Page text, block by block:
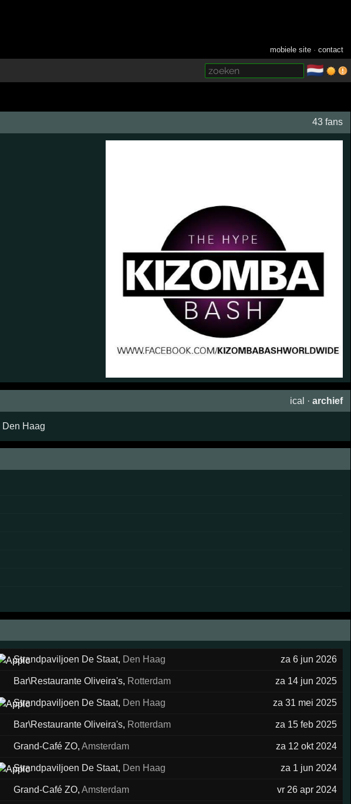
mobiele site ·contact
🇳🇱
43 fans
ical ·archief
Den Haag
Strandpaviljoen De Staat, Den Haag za 6 jun 2026
Bar\Restaurante Oliveira's, Rotterdam za 14 jun 2025
Strandpaviljoen De Staat, Den Haag za 31 mei 2025
Bar\Restaurante Oliveira's, Rotterdam za 15 feb 2025
Grand-Café ZO,Amsterdam za 12 okt 2024
Strandpaviljoen De Staat, Den Haag za 1 jun 2024
Grand-Café ZO,Amsterdam vr 26 apr 2024